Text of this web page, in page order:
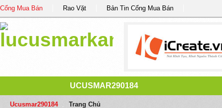
Cổng Mua Bán Rao Vặt Bản Tin Cổng Mua Bán
UCUSMAR290184
Ucusmar290184 Trang Chủ